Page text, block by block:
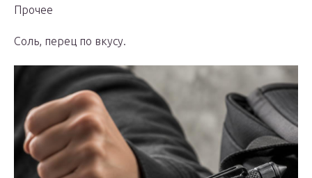
Прочее
Соль, перец по вкусу.